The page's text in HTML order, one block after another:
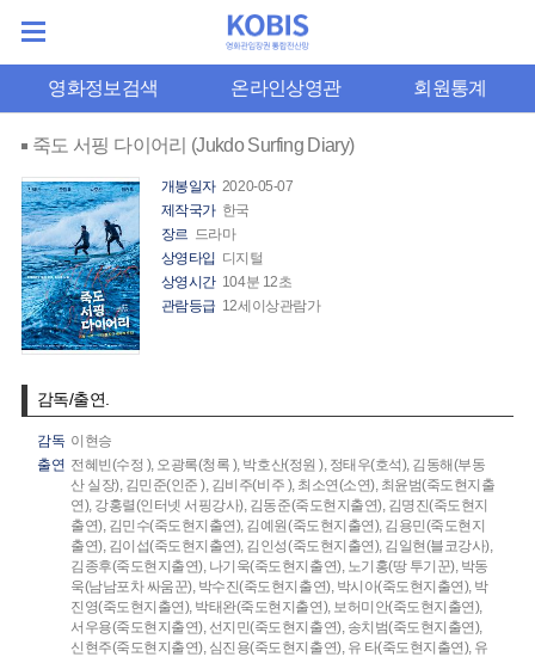
영화정보검색 온라인상영관 회원통계
죽도 서핑 다이어리 (Jukdo Surfing Diary)
개봉일자 2020-05-07
제작국가 한국
장르 드라마
상영타입 디지털
상영시간 104분 12초
관람등급 12세이상관람가
감독/출연.
감독 이현승
출연 전혜빈(수정 ), 오광록(청록 ), 박호산(정원 ), 정태우(호석), 김동해(부동
산 실장), 김민준(인준 ), 김비주(비주 ), 최소연(소연), 최윤범(죽도현지출
연), 강홍렬(인터넷 서핑강사), 김동준(죽도현지출연), 김명진(죽도현지
출연), 김민수(죽도현지출연), 김예원(죽도현지출연), 김용민(죽도현지
출연), 김이섭(죽도현지출연), 김인성(죽도현지출연), 김일현(블코강사),
김종후(죽도현지출연), 나기욱(죽도현지출연), 노기홍(땅 투기꾼), 박동
욱(남남포차 싸움꾼), 박수진(죽도현지출연), 박시아(죽도현지출연), 박
진영(죽도현지출연), 박태완(죽도현지출연), 보허미안(죽도현지출연),
서우용(죽도현지출연),선지민(죽도현지출연), 송치범(죽도현지출연),
신현주(죽도현지출연), 심진용(죽도현지출연), 유 타(죽도현지출연), 유